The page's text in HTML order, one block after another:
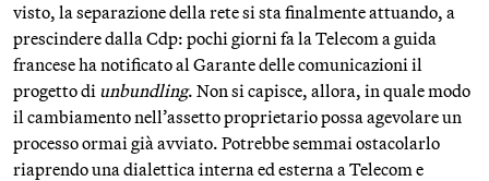
visto, la separazione della rete si sta finalmente attuando, a
prescindere dalla Cdp: pochi giorni fa la Telecom a guida
francese ha notificato al Garante delle comunicazioni il
progetto di unbundling. Non si capisce, allora, in quale modo
il cambiamento nell’assetto proprietario possa agevolare un
processo ormai già avviato. Potrebbe semmai ostacolarlo
riaprendo una dialettica interna ed esterna a Telecom e